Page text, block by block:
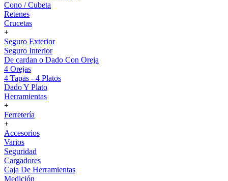
Cono / Cubeta
Retenes
Crucetas
+
Seguro Exterior
Seguro Interior
De cardan o Dado Con Oreja
4 Orejas
4 Tapas - 4 Platos
Dado Y Plato
Herramientas
+
Ferretería
+
Accesorios
Varios
Seguridad
Cargadores
Caja De Herramientas
Medición